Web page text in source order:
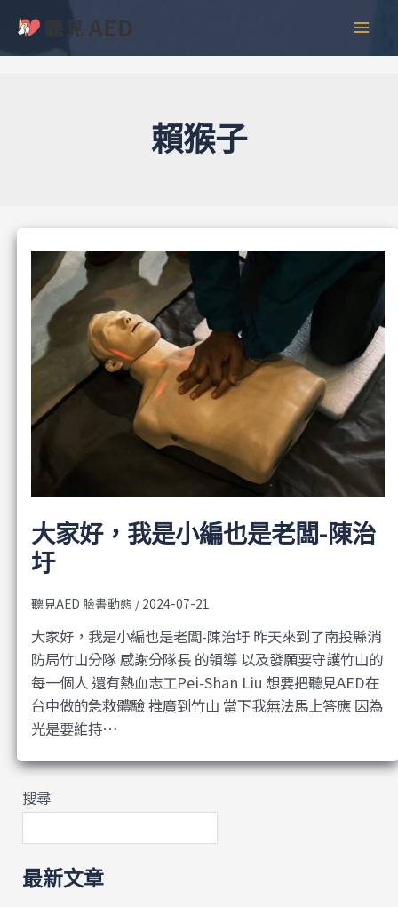
主
賴猴子
大家好，我是小編也是老闆-陳治
圩
聽見AED 臉書動態 / 2024-07-21
大家好，我是小編也是老闆-陳治圩 昨天來到了南投縣消
防局竹山分隊 感謝分隊長 的領導 以及發願要守護竹山的
每一個人 還有熱血志工Pei-Shan Liu 想要把聽見AED在
台中做的急救體驗 推廣到竹山 當下我無法馬上答應 因為
光是要維持…
搜尋
最新文章
彙
整